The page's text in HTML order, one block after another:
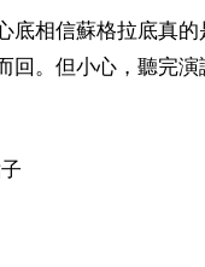
底相信蘇格拉底真的
回。但小心，聽完演